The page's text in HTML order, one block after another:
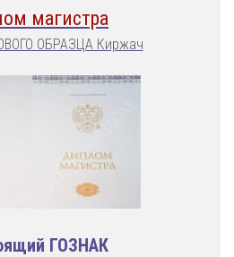
магистра
ОБРАЗЦА Киржач
ГОЗНАК